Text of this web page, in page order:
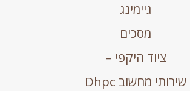
גיימינג
מסכים
ציוד היקפי –
שירותי מחשוב Dhpc